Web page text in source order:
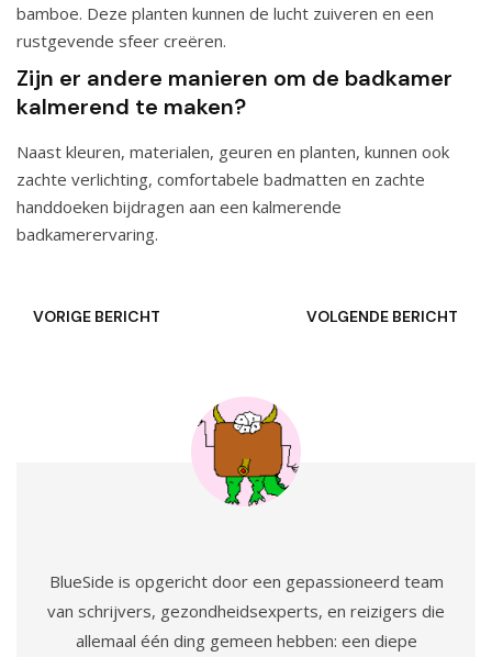
bamboe. Deze planten kunnen de lucht zuiveren en een
rustgevende sfeer creëren.
Zijn er andere manieren om de badkamer
kalmerend te maken?
Naast kleuren, materialen, geuren en planten, kunnen ook
zachte verlichting, comfortabele badmatten en zachte
handdoeken bijdragen aan een kalmerende
badkamerervaring.
VORIGE BERICHT VOLGENDE BERICHT
BlueSide is opgericht door een gepassioneerd team
van schrijvers, gezondheidsexperts, en reizigers die
allemaal één ding gemeen hebben: een diepe